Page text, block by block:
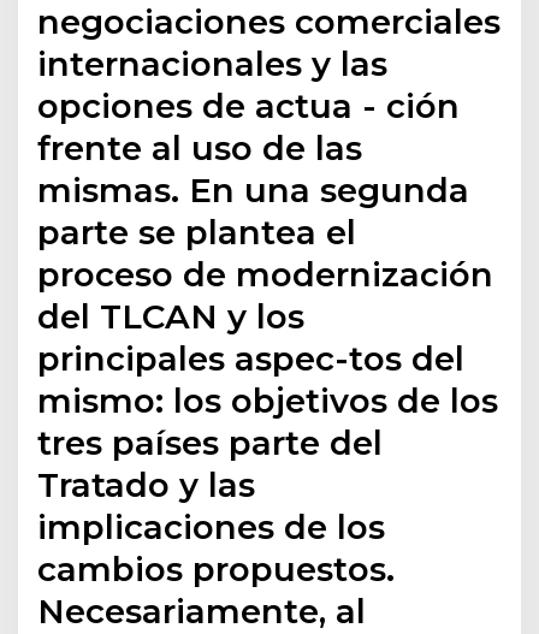
negociaciones comerciales
internacionales y las
opciones de actua - ción
frente al uso de las
mismas. En una segunda
parte se plantea el
proceso de modernización
del TLCAN y los
principales aspec-tos del
mismo: los objetivos de los
tres países parte del
Tratado y las
implicaciones de los
cambios propuestos.
Necesariamente, al